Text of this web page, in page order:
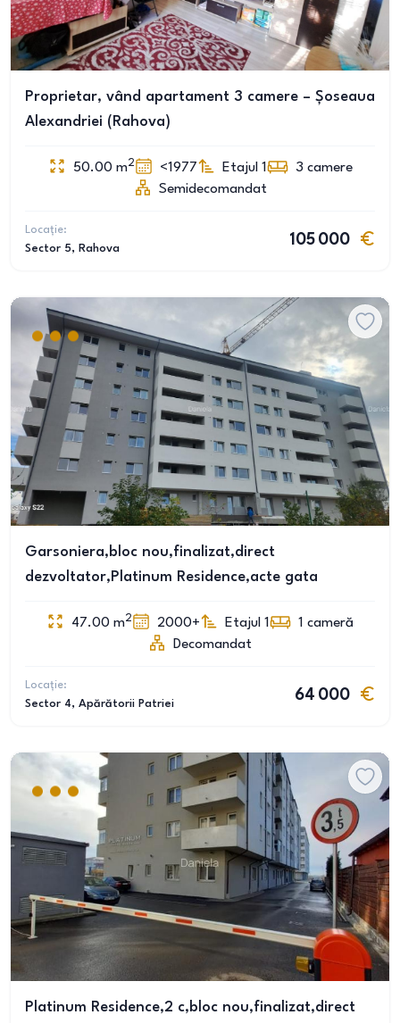
Proprietar, vând apartament 3 camere – Șoseaua
Alexandriei (Rahova)
50.00 m2 <1977 Etajul 1 3 camere
Semidecomandat
Locație:
Sector 5, Rahova
105 000
Garsoniera,bloc nou,finalizat,direct
dezvoltator,Platinum Residence,acte gata
47.00 m2 2000+ Etajul 1 1 cameră
Decomandat
Locație:
Sector 4, Apărătorii Patriei
64 000
Platinum Residence,2 c,bloc nou,finalizat,direct